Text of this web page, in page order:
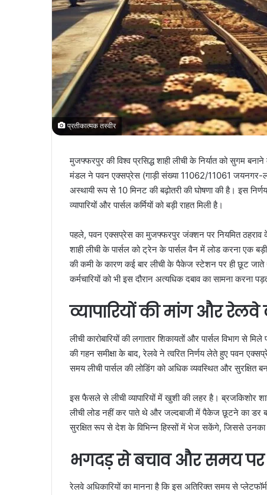
प्रतीकात्मक तस्वीर
मुजफ्फरपुर की विश्व प्रसिद्ध शाही लीची के निर्यात को सुगम
मंडल ने पवन एक्सप्रेस (गाड़ी संख्या 11062/11061 जयनगर-
अस्थायी रूप से 10 मिनट की बढ़ोतरी की घोषणा की है। इस
व्यापारियों और पार्सल कर्मियों को बड़ी राहत मिली है।
पहले, पवन एक्सप्रेस का मुजफ्फरपुर जंक्शन पर नियमित
शाही लीची के पार्सल को ट्रेन के पार्सल वैन में लोड करना एक
की कमी के कारण कई बार लीची के पैकेज स्टेशन पर ही छूट जाते
कर्मचारियों को भी इस दौरान अत्यधिक दबाव का सामना करना
व्यापारियों की मांग और रेलवे
लीची कारोबारियों की लगातार शिकायतों और पार्सल विभाग
की गहन समीक्षा के बाद, रेलवे ने त्वरित निर्णय लेते हुए पवन
समय लीची पार्सल की लोडिंग को अधिक व्यवस्थित और सुरक्षित
इस फैसले से लीची व्यापारियों में खुशी की लहर है। ब्रजकिशोर
लीची लोड नहीं कर पाते थे और जल्दबाजी में पैकेज छूटने का डर
सुरक्षित रूप से देश के विभिन्न हिस्सों में भेज सकेंगे, जिससे उनका
भगदड़ से बचाव और समय पर
रेलवे अधिकारियों का मानना है कि इस अतिरिक्त समय से